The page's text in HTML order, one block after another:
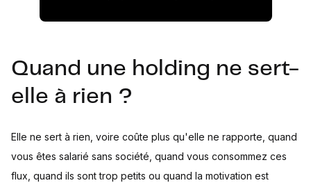
Quand une holding ne sert-
elle à rien ?
Elle ne sert à rien, voire coûte plus qu'elle ne rapporte, quand
vous êtes salarié sans société, quand vous consommez ces
flux, quand ils sont trop petits ou quand la motivation est